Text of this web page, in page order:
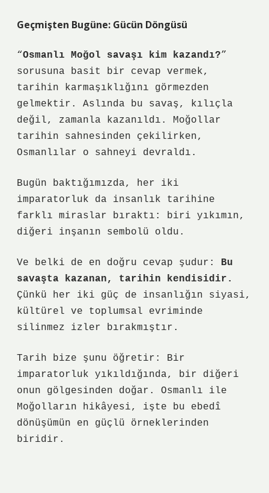
Geçmişten Bugüne: Gücün Döngüsü
“Osmanlı Moğol savaşı kim kazandı?”
sorusuna basit bir cevap vermek,
tarihin karmaşıklığını görmezden
gelmektir. Aslında bu savaş, kılıçla
değil, zamanla kazanıldı. Moğollar
tarihin sahnesinden çekilirken,
Osmanlılar o sahneyi devraldı.
Bugün baktığımızda, her iki
imparatorluk da insanlık tarihine
farklı miraslar bıraktı: biri yıkımın,
diğeri inşanın sembolü oldu.
Ve belki de en doğru cevap şudur: Bu
savaşta kazanan, tarihin kendisidir.
Çünkü her iki güç de insanlığın siyasi,
kültürel ve toplumsal evriminde
silinmez izler bırakmıştır.
Tarih bize şunu öğretir: Bir
imparatorluk yıkıldığında, bir diğeri
onun gölgesinden doğar.
Osmanlı ile
Moğolların hikâyesi, işte bu ebedî
dönüşümün en güçlü örneklerinden
biridir.